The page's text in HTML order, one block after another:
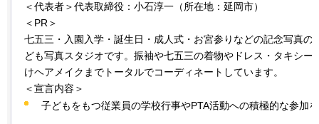
＜代表者＞代表取締役：小石淳一（所在地：延岡市）
＜PR＞
七五三・入園入学・誕生日・成人式・お宮参りなどの記念写真の
ども写真スタジオです。振袖や七五三の着物やドレス・タキシー
けヘアメイクまでトータルでコーディネートしています。
＜宣言内容＞
子どもをもつ従業員の学校行事やPTA活動への積極的な参加